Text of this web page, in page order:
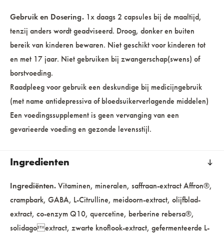
Gebruik en Dosering. 1x daags 2 capsules bij de maaltijd,
tenzij anders wordt geadviseerd. Droog, donker en buiten
bereik van kinderen bewaren. Niet geschikt voor kinderen tot
en met 17 jaar. Niet gebruiken bij zwangerschap(swens) of
borstvoeding.
Raadpleeg voor gebruik een deskundige bij medicijngebruik
(met name antidepressiva of bloedsuikerverlagende middelen)
Een voedingssupplement is geen vervanging van een
gevarieerde voeding en gezonde levensstijl.
Ingredienten
Ingrediënten.Vitaminen, mineralen, saffraan-extract Affron®,
crampbark, GABA, L-Citrulline, meidoorn-extract, olijfblad-
extract, co-enzym Q10, quercetine, berberine rebersa®,
solidagoextract, zwarte knoflook-extract, gefermenteerde L-